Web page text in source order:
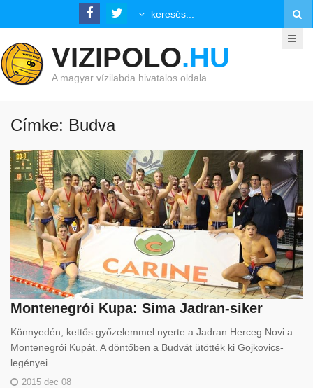
VIZIPOLO.HU
A magyar vízilabda hivatalos oldala…
Címke: Budva
Montenegrói Kupa: Sima Jadran-siker
Könnyedén, kettős győzelemmel nyerte a Jadran Herceg Novi a
Montenegrói Kupát. A döntőben a Budvát ütötték ki Gojkovics-
legényei.
2015 dec 08